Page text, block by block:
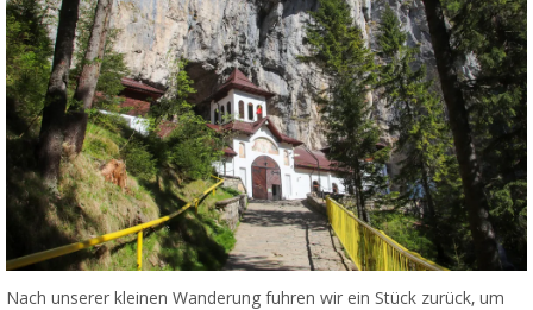
Nach unserer kleinen Wanderung fuhren wir ein Stück zurück, um